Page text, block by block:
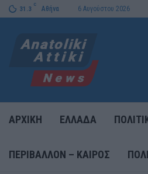
31.3
C
Αθήνα 6 Αυγούστου 2026
ΑΡΧΙΚΗ ΕΛΛΑΔΑ
ΠΕΡΙΒΑΛΛΟΝ – ΚΑΙΡΟΣ